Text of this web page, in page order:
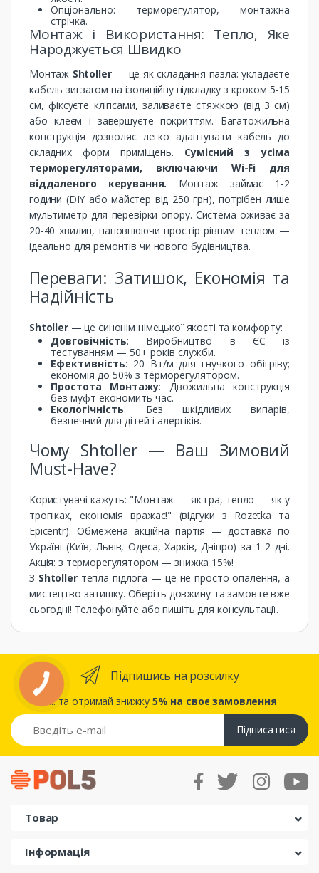
Опціонально: терморегулятор, монтажна
стрічка.
Монтаж і Використання: Тепло, Яке
Народжується Швидко
Монтаж Shtoller— це як складання пазла: укладаєте
кабель зигзагом на ізоляційну підкладку з кроком 5-15
см, фіксуєте кліпсами, заливаєте стяжкою (від 3 см)
або клеєм і завершуєте покриттям. Багатожильна
конструкція дозволяє легко адаптувати кабель до
складних форм приміщень. Сумісний з усіма
терморегуляторами, включаючи Wi-Fi для
віддаленого керування. Монтаж займає 1-2
години (DIY або майстер від 250 грн), потрібен лише
мультиметр для перевірки опору. Система оживає за
20-40 хвилин, наповнюючи простір рівним теплом —
ідеально для ремонтів чи нового будівництва.
Переваги: Затишок, Економія та
Надійність
Shtoller— це синонім німецької якості та комфорту:
Довговічність: Виробництво в ЄС із
тестуванням — 50+ років служби.
Ефективність: 20 Вт/м для гнучкого обігріву;
економія до 50% з терморегулятором.
Простота Монтажу: Двожильна конструкція
без муфт економить час.
Екологічність: Без шкідливих випарів,
безпечний для дітей і алергіків.
Чому Shtoller — Ваш Зимовий
Must-Have?
Користувачі кажуть: "Монтаж — як гра, тепло — як у
тропіках, економія вражає!" (відгуки з Rozetka та
Epicentr). Обмежена акційна партія — доставка по
Україні (Київ, Львів, Одеса, Харків, Дніпро) за 1-2 дні.
Акція: з терморегулятором — знижка 15%!
З Shtollerтепла підлога — це не просто опалення, а
мистецтво затишку. Оберіть довжину та замовте вже
сьогодні! Телефонуйте або пишіть для консультації.
Підпишись на розсилку
... та отримай знижку 5% на своє замовлення
Підписатися
Товар
Інформація